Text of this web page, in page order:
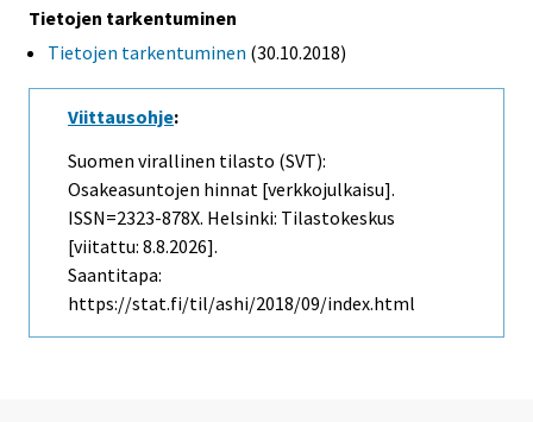
Tietojen tarkentuminen
Tietojen tarkentuminen (30.10.2018)
Viittausohje:
Suomen virallinen tilasto (SVT):
Osakeasuntojen hinnat [verkkojulkaisu].
ISSN=2323-878X. Helsinki: Tilastokeskus
[viitattu: 8.8.2026].
Saantitapa:
https://stat.fi/til/ashi/2018/09/index.html